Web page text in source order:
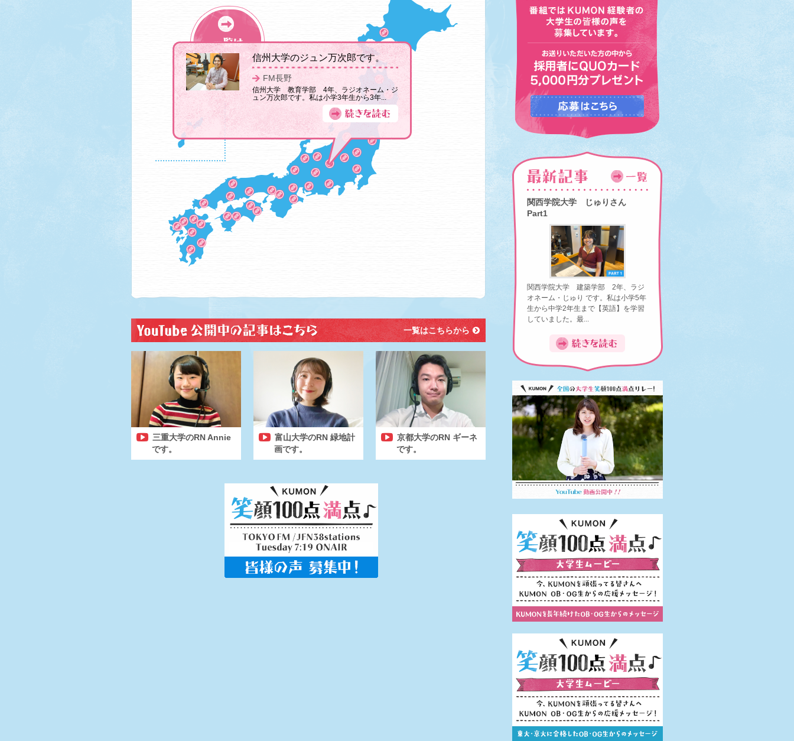
信州大学のジュン万次郎です。
FM長野
信州大学 教育学部 4年、ラジオネーム・ジ
ュン万次郎です。私は小学3年生から3年...
一覧はこちらから
三重大学のRN Annie
です。
富山大学のRN 緑地計
画です。
京都大学のRN ギーネ
です。
関西学院大学 じゅりさん
Part1
関西学院大学 建築学部 2年、ラジ
オネーム・じゅり です。私は小学5年
生から中学2年生まで【英語】を学習
していました。最...